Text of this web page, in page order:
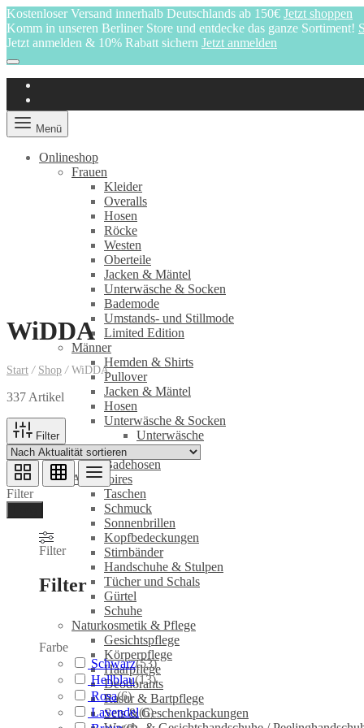
Kostenloser Versand innerhalb Deutschlands ab 150€ Jetzt shoppen
Komm in unseren Berliner Store und entdecke das ganze Sortiment!
Jetzt anmelden & 10% Rabatt sichern Jetzt anmelden
Menü
Onlineshop
Frauen
Kleider
Overalls
Hosen
Röcke
Westen
Oberteile
Jacken & Mäntel
Unterwäsche & Socken
Bademode
Umstands- und Stillmode
Limited Edition
Männer
Hemden & Shirts
Pullover
Jacken & Mäntel
Hosen
Unterwäsche & Socken
Unterwäsche
Socken
Badehosen
Accessoires
Taschen
Schmuck
Sonnenbrillen
Kopfbedeckungen
Stirnbänder
Handschuhe & Stulpen
Tücher und Schals
Gürtel
Schuhe
Naturkosmetik & Pflege
Gesichtspflege
Körperpflege
Haarpflege
Deodorants
Rasur & Bartpflege
Sets & Geschenkpackungen
WiDDA
Start / Shop /WiDDA
337 Artikel
Filter
Filter
Filter
Filter
Farbe
Schwarz(53)
Hellblau(13)
Rosa(6)
Lavendel(6)